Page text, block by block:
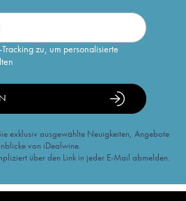
zu, um personalisierte
exklusiv ausgewählte Neuigkeiten, Angebote
von iDealwine.
über den Link in jeder E-Mail abmelden.